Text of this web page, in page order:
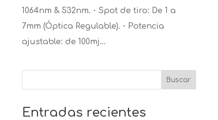
1064nm & 532nm.・Spot de tiro: De 1 a
7mm (Óptica Regulable).・Potencia
ajustable: de 100mj...
Buscar
Entradas recientes